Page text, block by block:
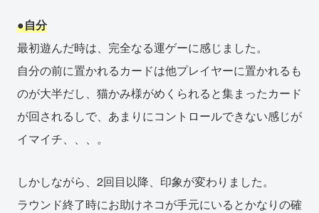
●自分
最初遊んだ時は、完全なる運ゲーに感じました。
自分の前に置かれるカードは他プレイヤーに置かれるも
のが大半だし、猫かみ様がめくられると集まったカード
が回されるしで、あまりにコントロールできない感じが
イマイチ、、、。
しかしながら、2回目以降、印象が変わりました。
ラウンド終了時にお助けネコが手元にいるとかなりの確